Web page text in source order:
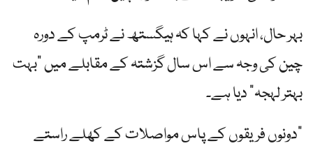
بہر حال، انہوں نے کہا کہ ہیگستھ نے ٹرمپ کے دورہ
چین کی وجہ سے اس سال گزشتہ کے مقابلے میں "بہت
بہتر لہجہ” دیا ہے۔
"دونوں فریقوں کے پاس مواصلات کے کھلے راستے